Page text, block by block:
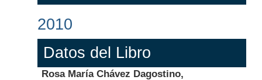
2010
Datos del Libro
Rosa María Chávez Dagostino,